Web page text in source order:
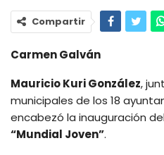
Compartir
Carmen Galván
Mauricio Kuri González,
municipales de los 18
encabezó la inauguración
“Mundial Joven”.